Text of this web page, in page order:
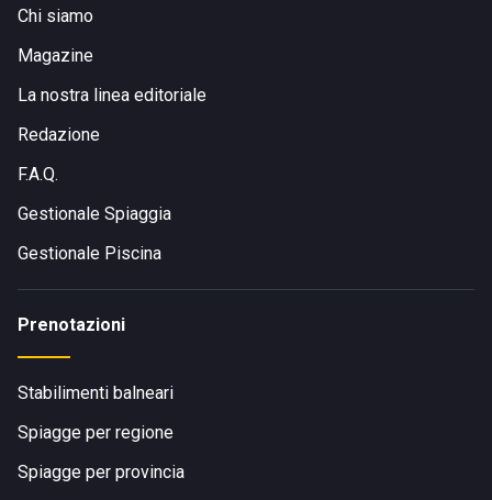
Chi siamo
Magazine
La nostra linea editoriale
Redazione
F.A.Q.
Gestionale Spiaggia
Gestionale Piscina
Prenotazioni
Stabilimenti balneari
Spiagge per regione
Spiagge per provincia